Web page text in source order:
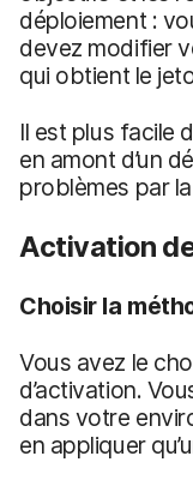
déploiement :
devez modifier
qui obtient le
Il est plus facile
en amont d’un
problèmes par
Activation
Choisir la
Vous avez le
d’activation.
dans votre
en appliquer